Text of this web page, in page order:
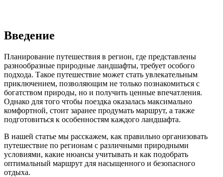
Введение
Планирование путешествия в регион, где представлены
разнообразные природные ландшафты, требует особого
подхода. Такое путешествие может стать увлекательным
приключением, позволяющим не только познакомиться с
богатством природы, но и получить ценные впечатления.
Однако для того чтобы поездка оказалась максимально
комфортной, стоит заранее продумать маршрут, а также
подготовиться к особенностям каждого ландшафта.
В нашей статье мы расскажем, как правильно организовать
путешествие по регионам с различными природными
условиями, какие нюансы учитывать и как подобрать
оптимальный маршрут для насыщенного и безопасного
отдыха.